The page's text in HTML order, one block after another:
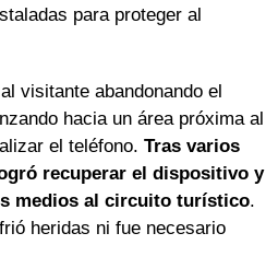
para proteger al
visitante abandonando el
hacia un área próxima al
el teléfono. Tras varios
recuperar el dispositivo y
medios al circuito turístico.
heridas ni fue necesario